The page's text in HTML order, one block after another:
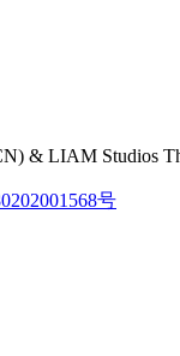
& LIAM Studios
号